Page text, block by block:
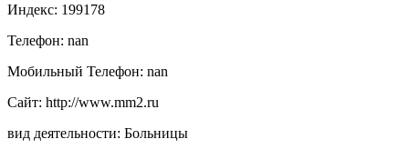
Индекс: 199178
Телефон: nan
Мобильный Телефон: nan
Сайт: http://www.mm2.ru
вид деятельности: Больницы